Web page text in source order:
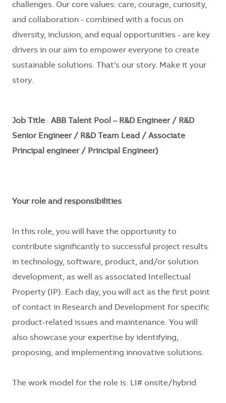
challenges. Our core values: care, courage, curiosity,
and collaboration - combined with a focus on
diversity, inclusion, and equal opportunities - are key
drivers in our aim to empower everyone to create
sustainable solutions. That's our story. Make it your
story.
Job Title : ABB Talent Pool – R&D Engineer / R&D
Senior Engineer / R&D Team Lead / Associate
Principal engineer / Principal Engineer)
Your role and responsibilities
In this role, you will have the opportunity to
contribute significantly to successful project results
in technology, software, product, and/or solution
development, as well as associated Intellectual
Property (IP). Each day, you will act as the first point
of contact in Research and Development for specific
product-related issues and maintenance. You will
also showcase your expertise by identifying,
proposing, and implementing innovative solutions.
The work model for the role is: LI# onsite/hybrid